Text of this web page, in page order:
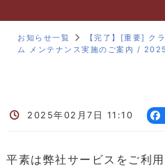
お知らせ一覧
【完了】[重要] ク
ム メンテナンス実施のご案内 /
2025年02月7日 11:10
平素は弊社サービスをご利